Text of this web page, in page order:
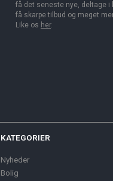
få det seneste nye, deltage i
få skarpe tilbud og meget
Like os her.
KATEGORIER
Nyheder
Bolig